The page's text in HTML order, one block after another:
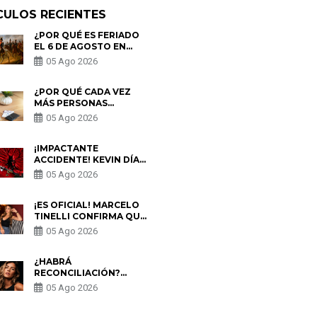
RECIENTES
¿POR QUÉ ES FERIADO
EL 6 DE AGOSTO EN
PERÚ? ESTA ES LA
HISTORIA
05 Ago 2026
¿POR QUÉ CADA VEZ
MÁS PERSONAS
UTILIZAN UNA VPN
PARA PROTEGER SU
05 Ago 2026
¡IMPACTANTE
ACCIDENTE! KEVIN DÍAZ
CAE DESDE OCHO
METROS EN “ESTO ES
PREOCUPACIÓN
05 Ago 2026
¡ES OFICIAL! MARCELO
TINELLI CONFIRMA QUE
REGRESÓ CON MILETT
FIGUEROA: “EL AMOR
05 Ago 2026
¿HABRÁ
RECONCILIACIÓN?
MARIO HART ADMITE
QUE PODRÍA VOLVER
05 Ago 2026